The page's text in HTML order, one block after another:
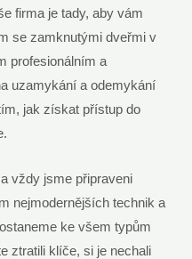
firma je tady, aby vám
se zamknutými dveřmi v
profesionálním a
uzamykání a odemykání
jak získat přístup do
vždy jsme připraveni
nejmodernějších technik a
ke všem typům
ztratili klíče, si je nechali